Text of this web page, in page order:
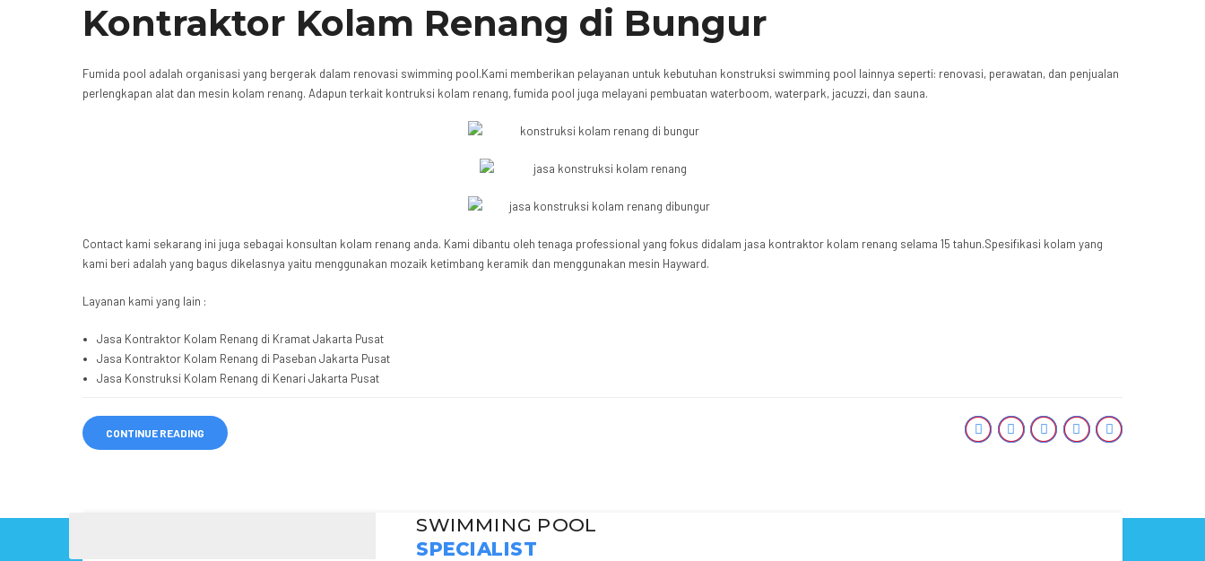
Kontraktor Kolam Renang di Bungur
Fumida pool adalah organisasi yang bergerak dalam renovasi swimming pool.Kami memberikan pelayanan untuk kebutuhan konstruksi swimming pool lainnya seperti: renovasi, perawatan, dan penjualan
perlengkapan alat dan mesin kolam renang. Adapun terkait kontruksi kolam renang, fumida pool juga melayani pembuatan waterboom, waterpark, jacuzzi, dan sauna.
Contact kami sekarang ini juga sebagai konsultan kolam renang anda. Kami dibantu oleh tenaga professional yang fokus didalam jasa kontraktor kolam renang selama 15 tahun.Spesifikasi kolam yang
kami beri adalah yang bagus dikelasnya yaitu menggunakan mozaik ketimbang keramik dan menggunakan mesin Hayward.
Layanan kami yang lain :
Jasa Kontraktor Kolam Renang di Kramat Jakarta Pusat
Jasa Kontraktor Kolam Renang di Paseban Jakarta Pusat
Jasa Konstruksi Kolam Renang di Kenari Jakarta Pusat
CONTINUE READING
SWIMMING POOL
SPECIALIST